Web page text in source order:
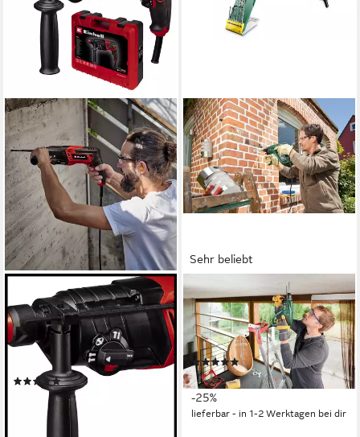
Bohrhammer TC-RH 800 4F,
(2-tlg), inkl. Koffer für
universelle Aufbewahrung
von Werkzeug und Zubehör
(27)
93,14 € UVP
lieferbar - in 1-2 Werktagen bei dir
Sehr beliebt
BOSCH HOME & GARDEN
Bohrhammer PBH 2100 RE,
230 V, max. 2300 U/min, inkl.
6-tlg. Bohrer-Set
(621)
89,99 € UVP119,99 €
-25%
lieferbar - in 1-2 Werktagen bei dir